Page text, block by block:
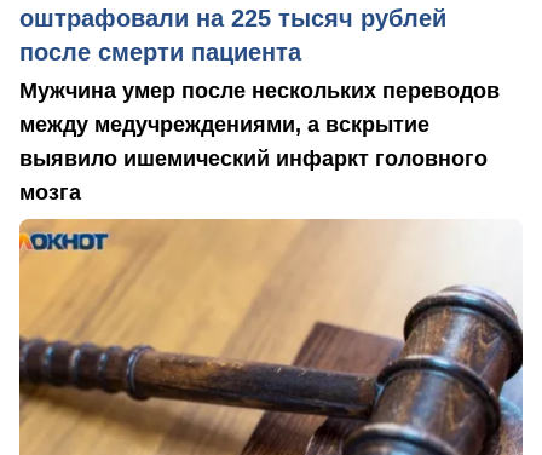
оштрафовали на 225 тысяч рублей
после смерти пациента
Мужчина умер после нескольких переводов
между медучреждениями, а вскрытие
выявило ишемический инфаркт головного
мозга